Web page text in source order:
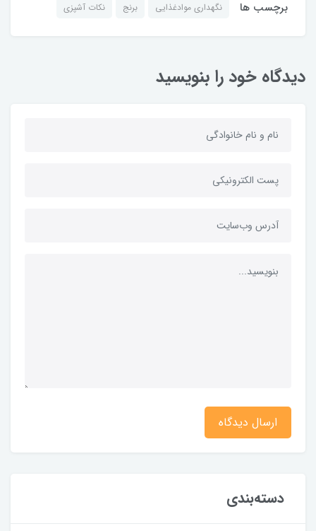
برچسب ها نگهداری موادغذایی برنج نکات آشپزی
دیدگاه خود را بنویسید
ارسال دیدگاه
دسته‌بندی